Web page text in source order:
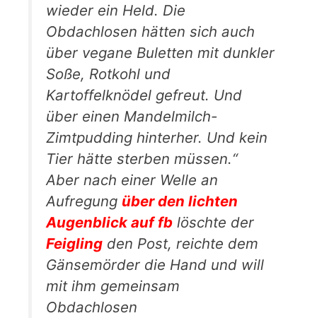
wieder ein Held. Die
Obdachlosen hätten sich auch
über vegane Buletten mit dunkler
Soße, Rotkohl und
Kartoffelknödel gefreut. Und
über einen Mandelmilch-
Zimtpudding hinterher. Und kein
Tier hätte sterben müssen.“
Aber nach einer Welle an
Aufregung über den lichten
Augenblick auf fb löschte der
Feigling den Post, reichte dem
Gänsemörder die Hand und will
mit ihm gemeinsam
Obdachlosen